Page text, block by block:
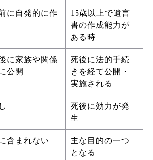
に自発的に作
15歳以上で遺言
書の作成能力が
ある時
に家族や関係
公開
死後に法的手続
きを経て公開・
実施される
死後に効力が発
生
含まれない
主な目的の一つ
となる